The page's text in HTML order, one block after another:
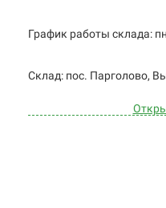
График работы склада:
Cклад: пос. Парголово,